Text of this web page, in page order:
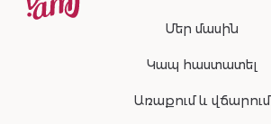
Մեր մասին
Կապ հաստատել
Առաքում և վճարում